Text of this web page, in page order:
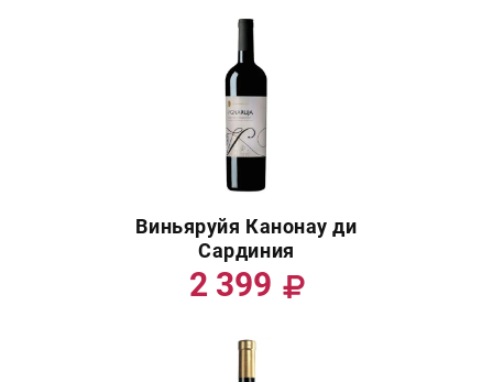
Виньяруйя Канонау ди
Сардиния
2 399